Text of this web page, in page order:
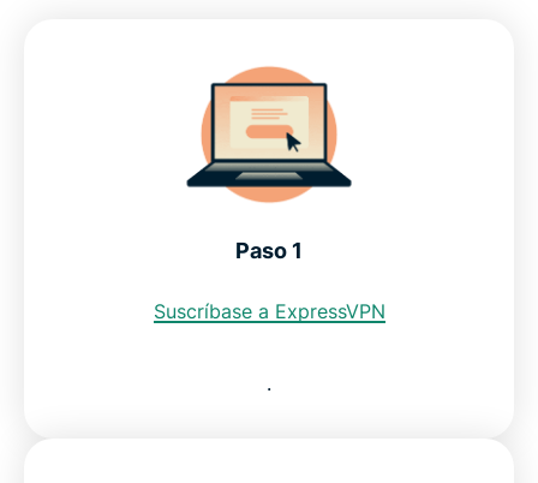
¿Por qué utilizar un servidor VPN para Alemania?
Qué dicen los suscriptores de ExpressVPN
Compruebe por qué ExpressVPN es la mejor VPN
Descargue la mejor VPN para Alemania
Leyes de conservación de datos en Alemania
Paso 1
Suscríbase a ExpressVPN
.